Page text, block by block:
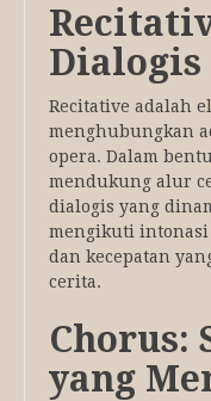
Dialogis
Recitative adalah
menghubungkan
opera. Dalam
mendukung alur
dialogis yang
mengikuti intonasi
dan kecepatan
cerita.
Chorus:
yang